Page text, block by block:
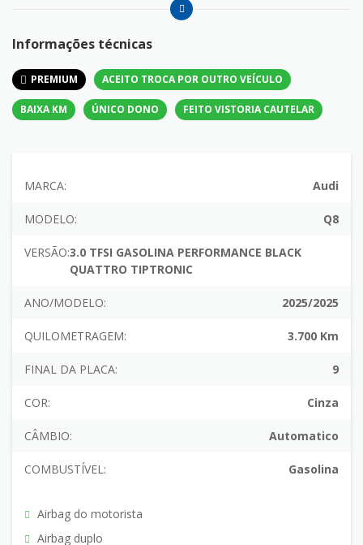
Informações técnicas
PREMIUM ACEITO TROCA POR OUTRO VEÍCULO
BAIXA KM ÚNICO DONO FEITO VISTORIA CAUTELAR
MARCA: Audi
MODELO: Q8
VERSÃO:3.0 TFSI GASOLINA PERFORMANCE BLACK
QUATTRO TIPTRONIC
ANO/MODELO: 2025/2025
QUILOMETRAGEM: 3.700 Km
FINAL DA PLACA: 9
COR: Cinza
CÂMBIO: Automatico
COMBUSTÍVEL: Gasolina
Airbag do motorista
Airbag duplo